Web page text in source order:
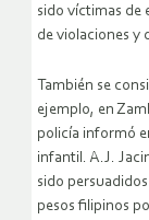
sido víctimas de
de violaciones y
También se
ejemplo, en
policía informó
infantil. A.J.
sido
pesos filipinos